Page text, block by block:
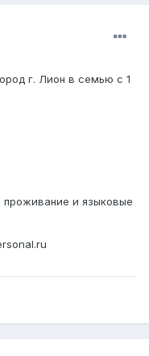
г. Лион в семью с 1
проживание и языковые